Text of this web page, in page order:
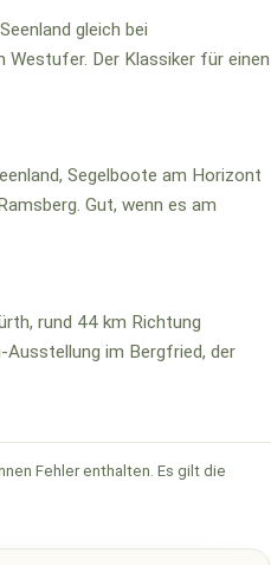
gleich bei
Westufer. Der Klassiker für einen
Segelboote am Horizont
Gut, wenn es am
rund 44 km Richtung
im Bergfried, der
Fehler enthalten. Es gilt die